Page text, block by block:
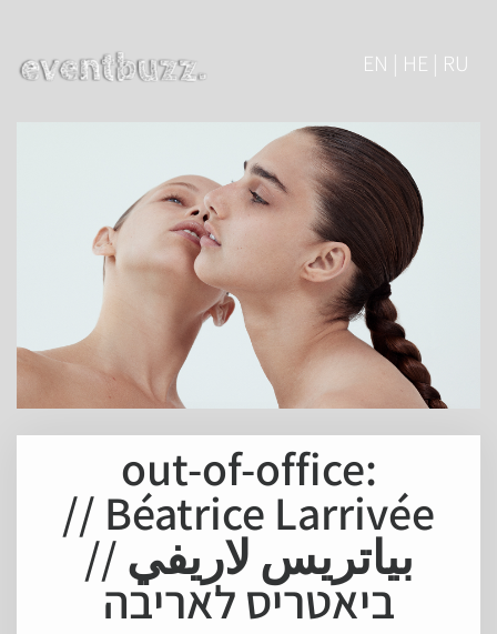
EN | HE | RU
out-of-office:
Béatrice Larrivée //
بياتريس لاريفي //
ביאטריס לאריבה